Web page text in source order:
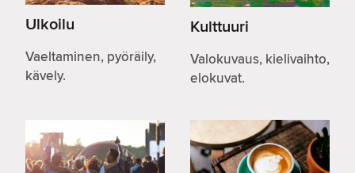
Ulkoilu
Vaeltaminen, pyöräily,
kävely.
Kulttuuri
Valokuvaus, kielivaihto,
elokuvat.